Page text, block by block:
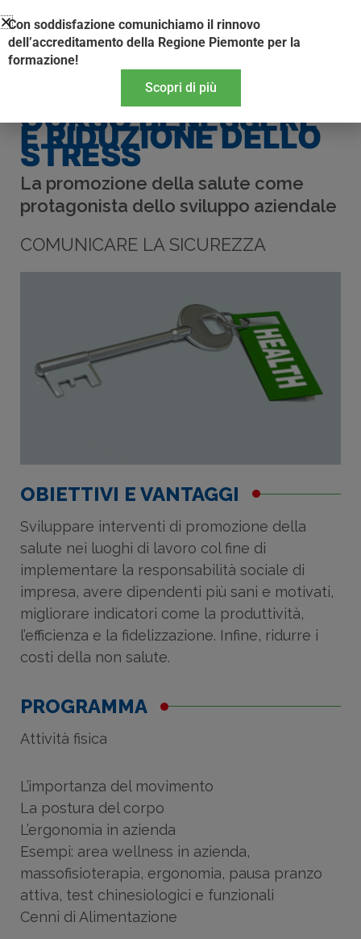
al
contenuto
CORSO BENESSERE
E RIDUZIONE DELLO
STRESS
La promozione della salute come
protagonista dello sviluppo aziendale
COMUNICARE LA SICUREZZA
OBIETTIVI E VANTAGGI
Sviluppare interventi di promozione della
salute nei luoghi di lavoro col fine di
implementare la responsabilità sociale di
impresa, avere dipendenti più sani e motivati,
migliorare indicatori come la produttività,
l’efficienza e la fidelizzazione. Infine, ridurre i
costi della non salute.
PROGRAMMA
Attività fisica
L’importanza del movimento
La postura del corpo
L’ergonomia in azienda
Esempi: area wellness in azienda,
massofisioterapia, ergonomia, pausa pranzo
attiva, test chinesiologici e funzionali
Cenni di Alimentazione
Con soddisfazione comunichiamo il rinnovo
dell’accreditamento della Regione Piemonte per la
formazione!
Scopri di più